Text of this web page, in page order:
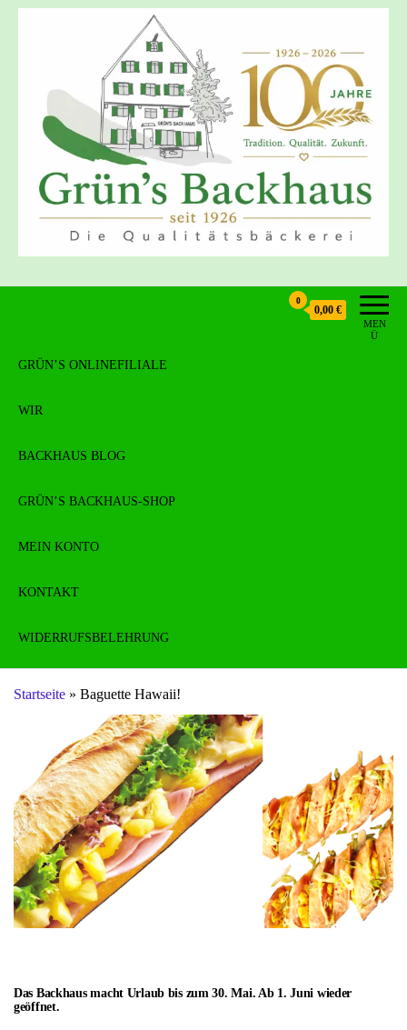
Grün's Backhaus
MEN
Ü
0
0,00 €
GRÜN’S ONLINEFILIALE
WIR
BACKHAUS BLOG
GRÜN’S BACKHAUS-SHOP
MEIN KONTO
KONTAKT
WIDERRUFSBELEHRUNG
Startseite » Baguette Hawaii!
Das Backhaus macht Urlaub bis zum 30. Mai. Ab 1. Juni wieder
geöffnet.